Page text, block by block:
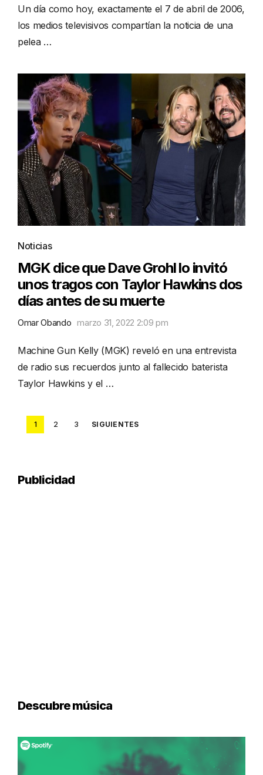
Un día como hoy, exactamente el 7 de abril de 2006,
los medios televisivos compartían la noticia de una
pelea …
Noticias
MGK dice que Dave Grohl lo invitó
unos tragos con Taylor Hawkins dos
días antes de su muerte
Omar Obando marzo 31, 2022 2:09 pm
Machine Gun Kelly (MGK) reveló en una entrevista
de radio sus recuerdos junto al fallecido baterista
Taylor Hawkins y el …
Posts
1 2 3 SIGUIENTES
Publicidad
Descubre música